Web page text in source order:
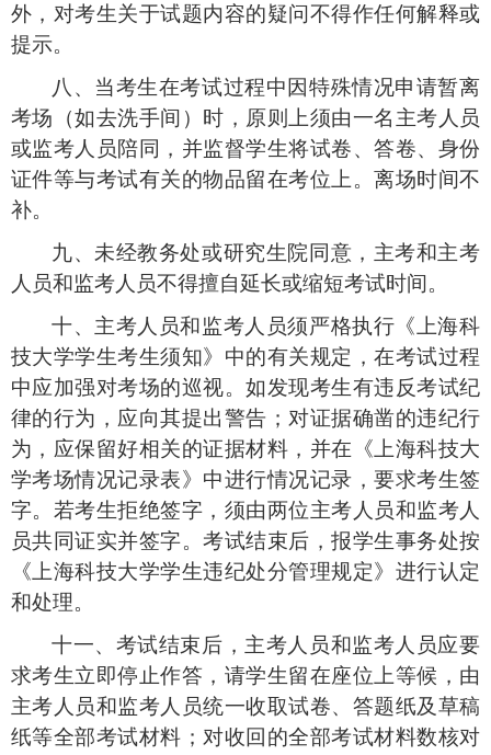
外，对考生关于试题内容的疑问不得作任何解释或
提示。
八、当考生在考试过程中因特殊情况申请暂离
考场（如去洗手间）时，原则上须由一名主考人员
或监考人员陪同，并监督学生将试卷、答卷、身份
证件等与考试有关的物品留在考位上。离场时间不
补。
九、未经教务处或研究生院同意，主考和主考
人员和监考人员不得擅自延长或缩短考试时间。
十、主考人员和监考人员须严格执行《上海科
技大学学生考生须知》中的有关规定，在考试过程
中应加强对考场的巡视。如发现考生有违反考试纪
律的行为，应向其提出警告；对证据确凿的违纪行
为，应保留好相关的证据材料，并在《上海科技大
学考场情况记录表》中进行情况记录，要求考生签
字。若考生拒绝签字，须由两位主考人员和监考人
员共同证实并签字。考试结束后，报学生事务处按
《上海科技大学学生违纪处分管理规定》进行认定
和处理。
十一、考试结束后，主考人员和监考人员应要
求考生立即停止作答，请学生留在座位上等候，由
主考人员和监考人员统一收取试卷、答题纸及草稿
纸等全部考试材料；对收回的全部考试材料数核对